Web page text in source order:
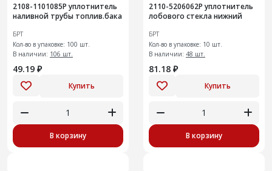
2108-1101085Р уплотнитель
наливной трубы топлив.бака
БРТ
Кол-во в упаковке: 100 шт.
В наличии: 106 шт.
49.19 ₽
Купить
В корзину
2110-5206062Р уплотнитель
лобового стекла нижний
БРТ
Кол-во в упаковке: 10 шт.
В наличии: 48 шт.
81.18 ₽
Купить
В корзину